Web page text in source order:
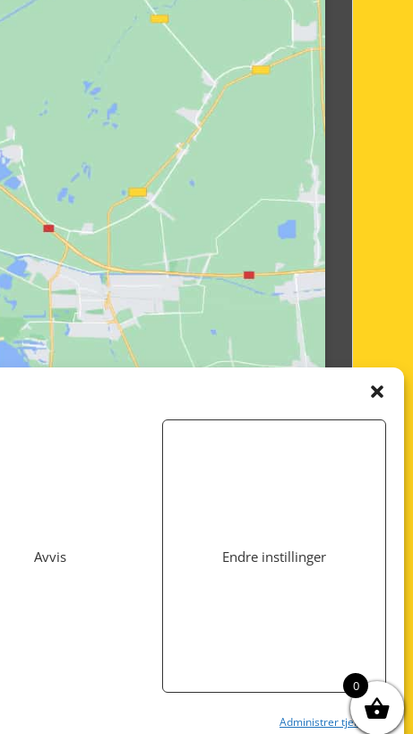
Administrer tjenester
Avvis Endre instillinger
0